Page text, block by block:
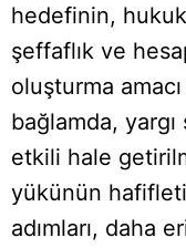
hedefinin,
şeffaflık ve
oluşturma amacı
bağlamda, yargı
etkili hale
yükünün
adımları, daha